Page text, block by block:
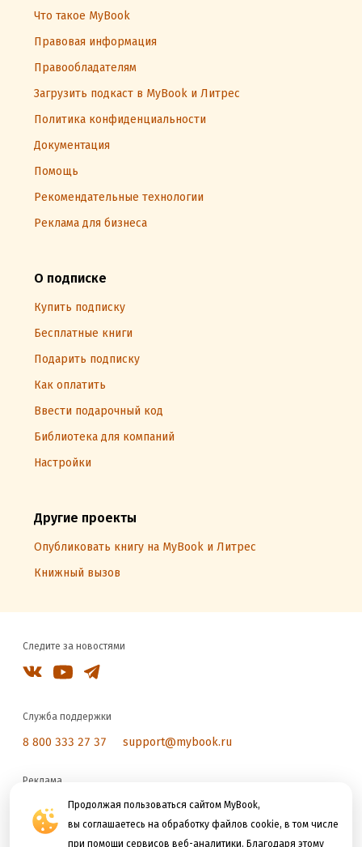
Продолжая пользоваться сайтом MyBook,
вы соглашаетесь на обработку файлов cookie, в том числе
при помощи сервисов веб-аналитики. Благодаря этому
Что такое MyBook
Правовая информация
Правообладателям
Загрузить подкаст в MyBook и Литрес
Политика конфиденциальности
Документация
Помощь
Рекомендательные технологии
Реклама для бизнеса
О подписке
Купить подписку
Бесплатные книги
Подарить подписку
Как оплатить
Ввести подарочный код
Библиотека для компаний
Настройки
Другие проекты
Опубликовать книгу на MyBook и Литрес
Книжный вызов
Следите за новостями
Служба поддержки
8 800 333 27 37 support@mybook.ru
Реклама
reklama@litres.ru
Мы принимаем к оплате